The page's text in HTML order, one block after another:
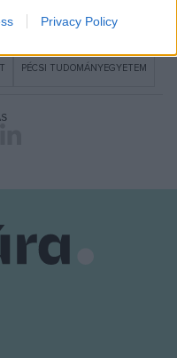
and other
Privacy Policy
PÉCSI TUDOMÁNYEGYETEM